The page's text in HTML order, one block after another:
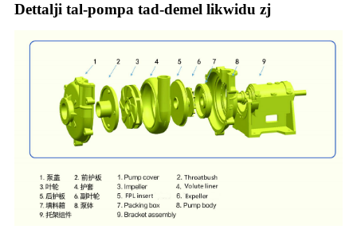
Dettalji tal-pompa tad-demel likwidu zj